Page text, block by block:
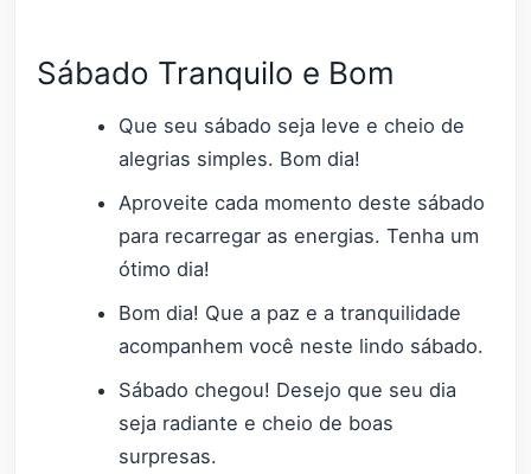
Sábado Tranquilo e Bom
Que seu sábado seja leve e cheio de
alegrias simples. Bom dia!
Aproveite cada momento deste sábado
para recarregar as energias. Tenha um
ótimo dia!
Bom dia! Que a paz e a tranquilidade
acompanhem você neste lindo sábado.
Sábado chegou! Desejo que seu dia
seja radiante e cheio de boas
surpresas.